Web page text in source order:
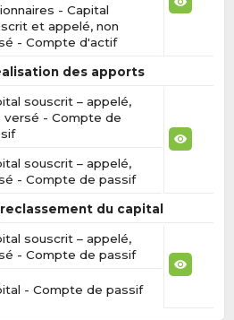
- Capital
et appelé, non
- Compte d'actif
des apports
souscrit – appelé,
versé - Compte de
souscrit – appelé,
- Compte de passif
du capital
souscrit – appelé,
- Compte de passif
- Compte de passif